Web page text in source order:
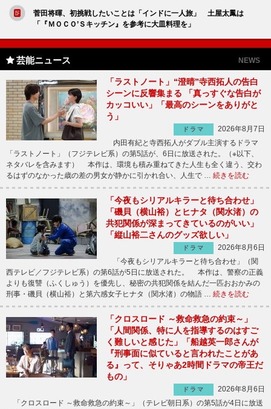
菅田将暉、初挑戦したいことは「インドに一人旅」 土屋太鳳は
「『ＭＯＣＯ’Ｓキッチン』を参考に大皿料理を」
芸能ニュース NEWS
「ラストノート」“澄晴”寺西拓人の告白
シーンに反響集まる 「真っすぐな告白が
カッコいい」「最高のシーンをありがと
う」
ドラマ
2026年8月7日
内田有紀と寺西拓人がダブル主演するドラマ
「ラストノート」（フジテレビ系）の第5話が、6日に放送された。（※以下、
ネタバレを含みます） 本作は、環境も積み重ねてきた人生も全く違う、交わ
るはずのなかった歳の差の男女が静かに引かれ合い、人生で … 続きを読む
「今夜もシリアルキラーと待ち合わせ」
「磯貝（横山裕）とヒナタ（関水渚）の
共犯関係が深まってきているのがいい」
「縦山裕二さんのグッズ欲しい」
ドラマ
2026年8月6日
「今夜もシリアルキラーと待ち合わせ」（関
西テレビ／フジテレビ系）の第6話が5日に放送された。 本作は、警察の正義
よりも復讐（ふくしゅう）を優先し、秘密の共犯関係を結んだ一匹おおかみの
刑事・磯貝（横山裕）と第六感女子ヒナタ（関水渚）の物語 … 続きを読む
「クロスロード ～救命救急の約束～」
「人間関係、特に人を指導するのはすご
く難しいと感じた」「船越英一郎さんが
『刑事面に似ていると言われたことがあ
る』って、そりゃあ2時間ドラマの帝王だ
もの」
ドラマ
2026年8月6日
「クロスロード ～救命救急の約束～」（テレビ朝日系）の第5話が4日に放送